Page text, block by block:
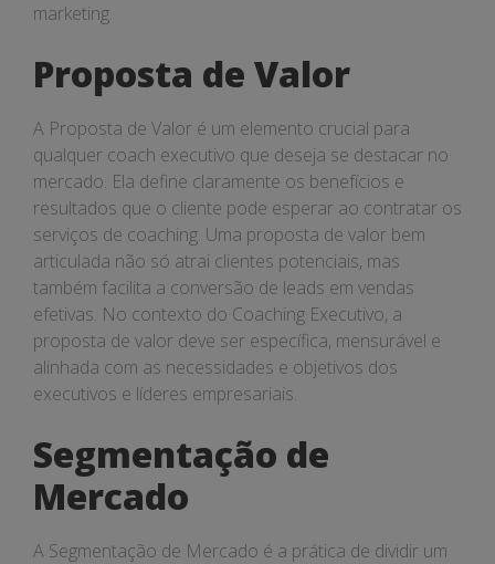
marketing.
Proposta de Valor
A Proposta de Valor é um elemento crucial para
qualquer coach executivo que deseja se destacar no
mercado. Ela define claramente os benefícios e
resultados que o cliente pode esperar ao contratar os
serviços de coaching. Uma proposta de valor bem
articulada não só atrai clientes potenciais, mas
também facilita a conversão de leads em vendas
efetivas. No contexto do Coaching Executivo, a
proposta de valor deve ser específica, mensurável e
alinhada com as necessidades e objetivos dos
executivos e líderes empresariais.
Segmentação de
Mercado
A Segmentação de Mercado é a prática de dividir um